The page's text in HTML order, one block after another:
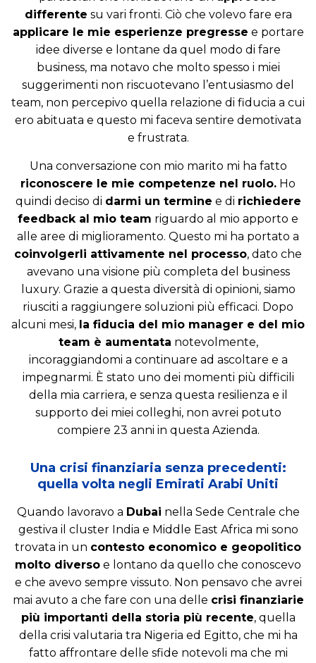
differente su vari fronti. Ciò che volevo fare era
applicare le mie esperienze pregresse e portare
idee diverse e lontane da quel modo di fare
business, ma notavo che molto spesso i miei
suggerimenti non riscuotevano l’entusiasmo del
team, non percepivo quella relazione di fiducia a cui
ero abituata e questo mi faceva sentire demotivata
e frustrata.
Una conversazione con mio marito mi ha fatto
riconoscere le mie competenze nel ruolo. Ho
quindi deciso di darmi un termine e di richiedere
feedback al mio team riguardo al mio apporto e
alle aree di miglioramento. Questo mi ha portato a
coinvolgerli attivamente nel processo, dato che
avevano una visione più completa del business
luxury. Grazie a questa diversità di opinioni, siamo
riusciti a raggiungere soluzioni più efficaci. Dopo
alcuni mesi, la fiducia del mio manager e del mio
team è aumentata notevolmente,
incoraggiandomi a continuare ad ascoltare e a
impegnarmi. È stato uno dei momenti più difficili
della mia carriera, e senza questa resilienza e il
supporto dei miei colleghi, non avrei potuto
compiere 23 anni in questa Azienda.
Una crisi finanziaria senza precedenti:
quella volta negli Emirati Arabi Uniti
Quando lavoravo a Dubai nella Sede Centrale che
gestiva il cluster India e Middle East Africa mi sono
trovata in un contesto economico e geopolitico
molto diverso e lontano da quello che conoscevo
e che avevo sempre vissuto. Non pensavo che avrei
mai avuto a che fare con una delle crisi finanziarie
più importanti della storia più recente, quella
della crisi valutaria tra Nigeria ed Egitto, che mi ha
fatto affrontare delle sfide notevoli ma che mi